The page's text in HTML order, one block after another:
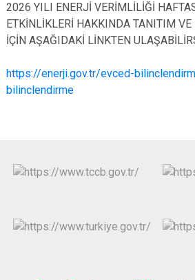
İncirliova
Karacasu
Koçarlı
2026 YILI ENERJİ VERİMLİLİĞİ
ETKİNLİKLERİ HAKKINDA TANITIM
İÇİN AŞAĞIDAKİ LİNKTEN
https://enerji.gov.tr/evced-
bilinclendirme